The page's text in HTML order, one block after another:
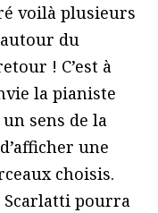
voilà plusieurs
du
! C’est à
la pianiste
sens de la
une
choisis.
Scarlatti pourra